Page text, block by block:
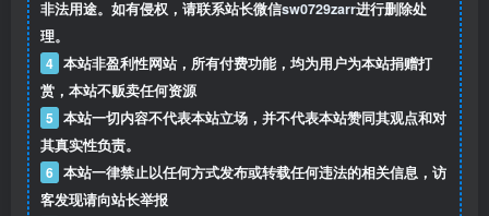
非法用途。如有侵权，请联系站长微信sw0729zarr进行删除处
理。
4 本站非盈利性网站，所有付费功能，均为用户为本站捐赠打
赏，本站不贩卖任何资源
5 本站一切内容不代表本站立场，并不代表本站赞同其观点和对
其真实性负责。
6 本站一律禁止以任何方式发布或转载任何违法的相关信息，访
客发现请向站长举报